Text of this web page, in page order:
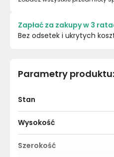
Parametry produktu:
Stan
Wysokość
Szerokość
Zapłać za zakupy w 3
Bez odsetek i ukrytych